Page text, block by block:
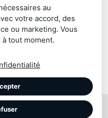
pouf, chausson, tapis
au
votre accord, des
ou marketing. Vous
tout moment.